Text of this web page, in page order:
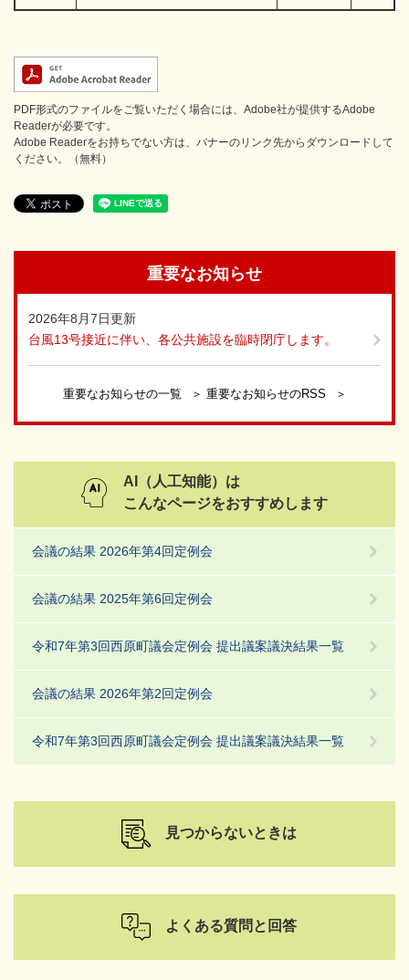
PDF形式のファイルをご覧いただく場合には、Adobe社が提供するAdobe
Readerが必要です。
Adobe Readerをお持ちでない方は、バナーのリンク先からダウンロードして
ください。（無料）
重要なお知らせ
2026年8月7日更新
台風13号接近に伴い、各公共施設を臨時閉庁します。
重要なお知らせの一覧 重要なお知らせのRSS
AI（人工知能）は
こんなページをおすすめします
会議の結果 2026年第4回定例会
会議の結果 2025年第6回定例会
令和7年第3回西原町議会定例会 提出議案議決結果一覧
会議の結果 2026年第2回定例会
令和7年第3回西原町議会定例会 提出議案議決結果一覧
見つからないときは
よくある質問と回答